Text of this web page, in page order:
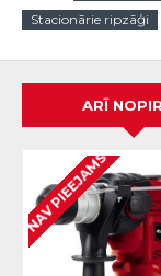
Stacionārie ripzāģi
ARĪ
NAV PIEEJAMS